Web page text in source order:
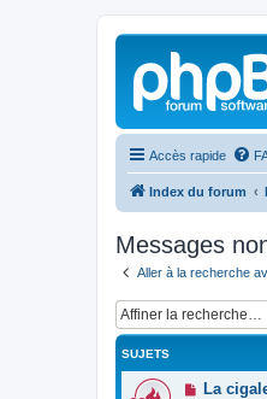
Accès rapide
Index du forum
Messages
Aller à la recherche
SUJETS
NLa